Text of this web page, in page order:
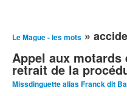
À la Une
Archives
Arts
Le Mague - les mots »
Appel aux motards
retrait de la
Missdinguette alias Franck dit